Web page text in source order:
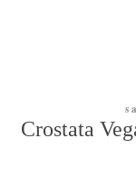
Crostata